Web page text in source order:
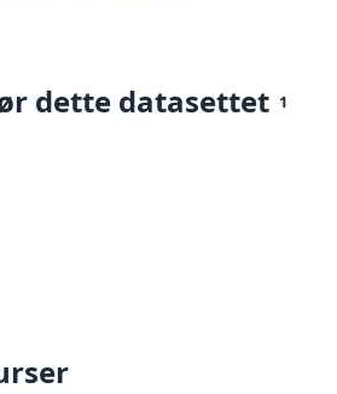
dette datasettet 1